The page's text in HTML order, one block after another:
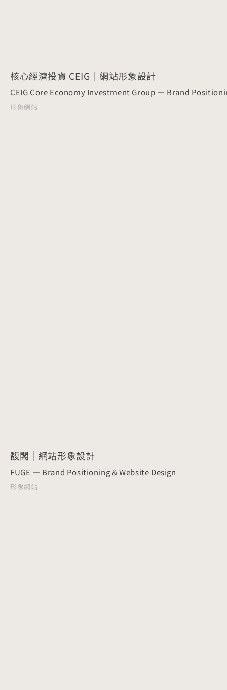
核心經濟投資 CEIG｜網站形象設計
CEIG Core Economy Investment Group — Brand
形象網站
馥閣｜網站形象設計
FUGE — Brand Positioning & Website Design
形象網站